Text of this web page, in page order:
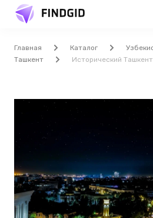
Главная Каталог
Ташкент
Исторический Ташкент